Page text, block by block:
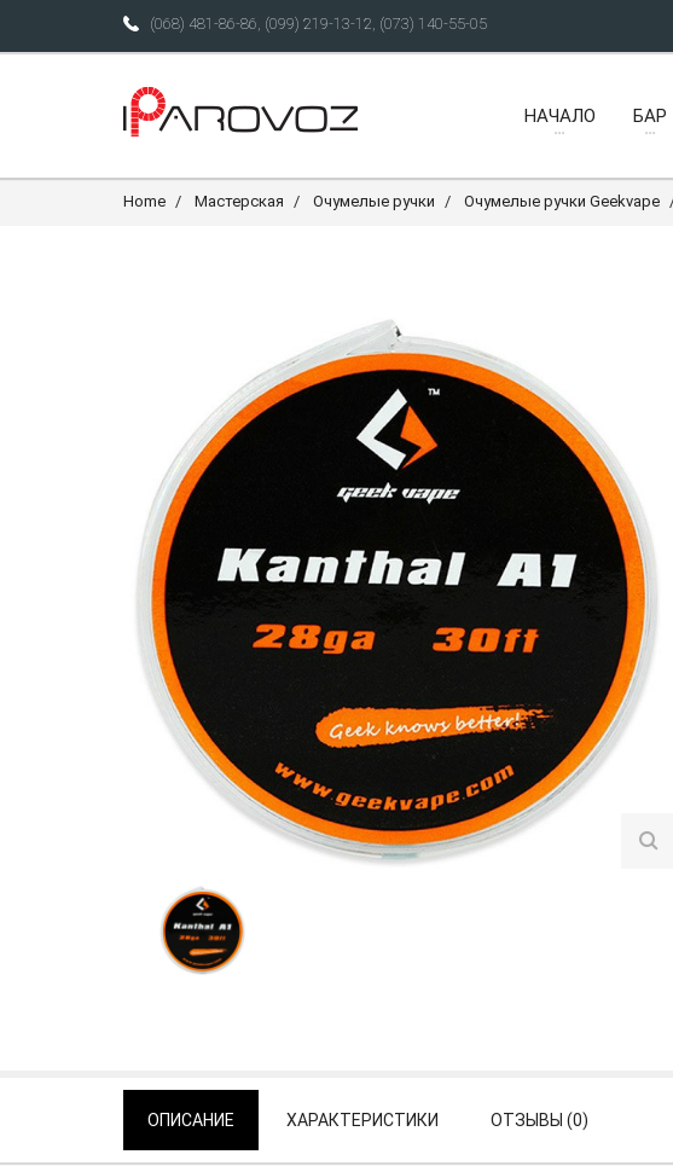
(068) 481-86-86, (099) 219-13-12, (073) 140-55-05
НАЧАЛО БАР
Home Мастерская Очумелые ручки Очумелые ручки Geekvape
ОПИСАНИЕ ХАРАКТЕРИСТИКИ ОТЗЫВЫ (0)